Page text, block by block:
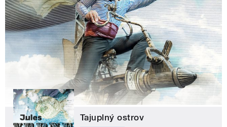
Tajuplný ostrov